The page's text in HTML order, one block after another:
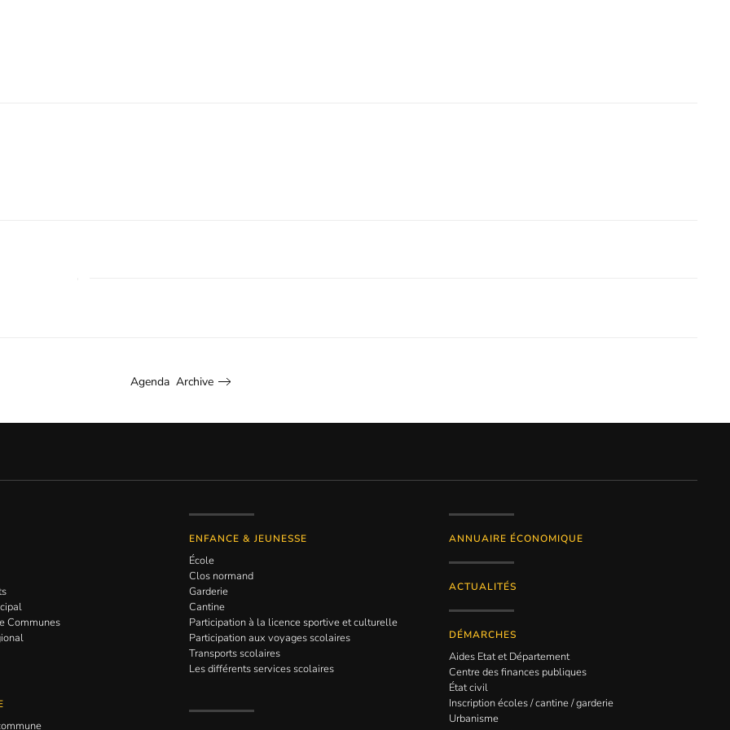
Agenda Archive
Communes
ENFANCE & JEUNESSE
École
Clos normand
Garderie
Cantine
Participation à la licence sportive et culturelle
Participation aux voyages scolaires
Transports scolaires
Les différents services scolaires
ANNUAIRE ÉCONOMIQUE
ACTUALITÉS
DÉMARCHES
Aides Etat et Département
Centre des finances publiques
État civil
Inscription écoles / cantine / garderie
Urbanisme